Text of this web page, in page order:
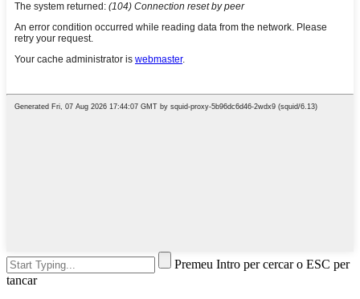
Premeu Intro per cercar o ESC per
tancar